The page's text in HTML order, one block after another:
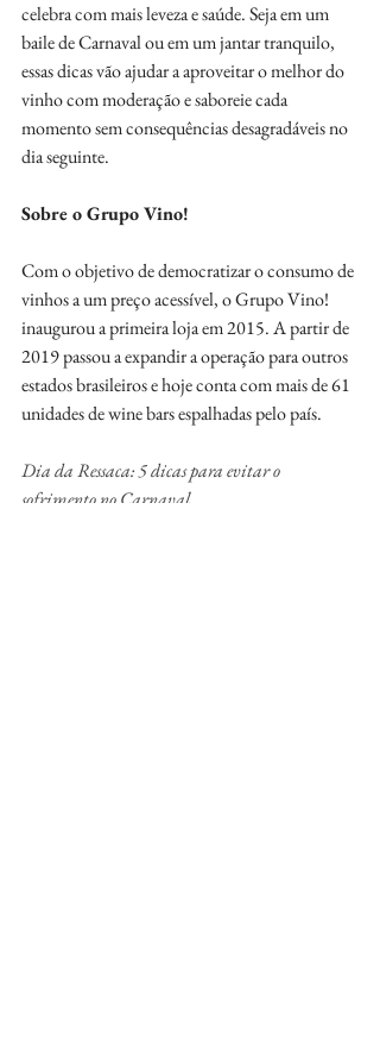
celebra com mais leveza e saúde. Seja em um
baile de Carnaval ou em um jantar tranquilo,
essas dicas vão ajudar a aproveitar o melhor do
vinho com moderação e saboreie cada
momento sem consequências desagradáveis no
dia seguinte.
Sobre o Grupo Vino!
Com o objetivo de democratizar o consumo de
vinhos a um preço acessível, o Grupo Vino!
inaugurou a primeira loja em 2015. A partir de
2019 passou a expandir a operação para outros
estados brasileiros e hoje conta com mais de 61
unidades de wine bars espalhadas pelo país.
Dia da Ressaca: 5 dicas para evitar o
sofrimento no Carnaval.